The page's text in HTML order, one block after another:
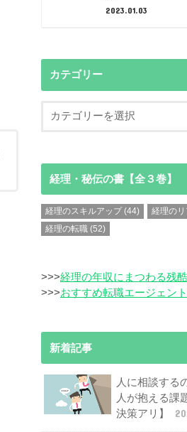
2023.01.03
カテゴリー
経理・秘伝の書【全３巻】
経理のスキルアップ (44) 経理の
経理の転職 (52)
>>>経理の年収にまつわる残
>>>おすすめ転職エージェン
新着記事
人に相談する
人が抱える課
決策アリ】